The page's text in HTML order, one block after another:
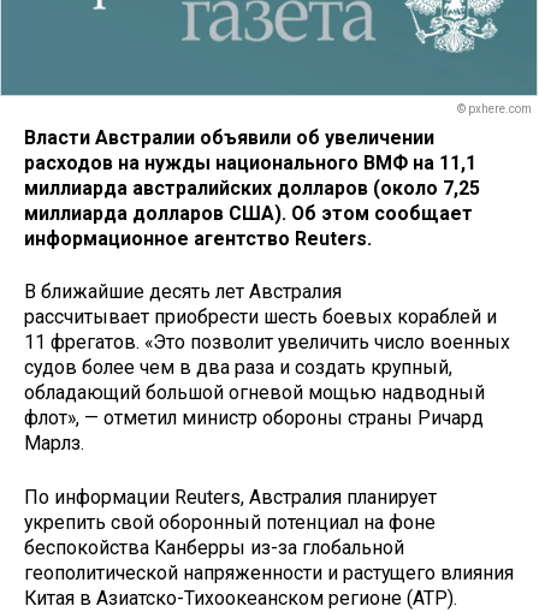
© pxhere.com
Власти Австралии объявили об увеличении
расходов на нужды национального ВМФ на 11,1
миллиарда австралийских долларов (около 7,25
миллиарда долларов США). Об этом сообщает
информационное агентство Reuters.
В ближайшие десять лет Австралия
рассчитывает приобрести шесть боевых кораблей и
11 фрегатов. «Это позволит увеличить число военных
судов более чем в два раза и создать крупный,
обладающий большой огневой мощью надводный
флот», — отметил министр обороны страны Ричард
Марлз.
По информации Reuters, Австралия планирует
укрепить свой оборонный потенциал на фоне
беспокойства Канберры из-за глобальной
геополитической напряженности и растущего влияния
Китая в Азиатско-Тихоокеанском регионе (АТР).